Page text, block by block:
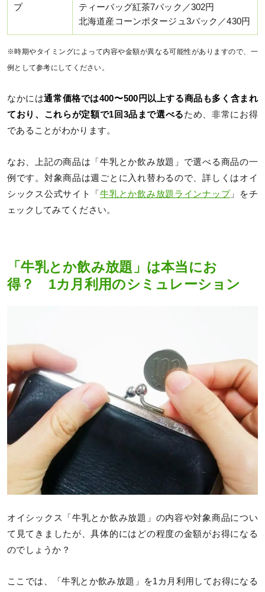
プ
ティーバッグ紅茶7パック／302円
北海道産コーンポタージュ3パック／430円
※時期やタイミングによって内容や金額が異なる可能性がありますので、一
例として参考にしてください。
なかには通常価格では400〜500円以上する商品も多く含まれ
ており、これらが定額で1回3品まで選べるため、非常にお得
であることがわかります。
なお、上記の商品は「牛乳とか飲み放題」で選べる商品の一
例です。対象商品は週ごとに入れ替わるので、詳しくはオイ
シックス公式サイト「牛乳とか飲み放題ラインナップ」をチ
ェックしてみてください。
「牛乳とか飲み放題」は本当にお
得？ 1カ月利用のシミュレーション
オイシックス「牛乳とか飲み放題」の内容や対象商品につい
て見てきましたが、具体的にはどの程度の金額がお得になる
のでしょうか？
ここでは、「牛乳とか飲み放題」を1カ月利用してお得になる